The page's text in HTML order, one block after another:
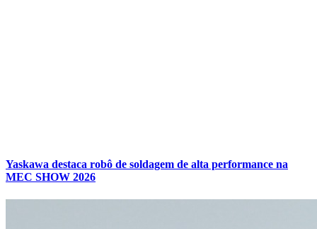
Yaskawa destaca robô de soldagem de alta performance na
MEC SHOW 2026